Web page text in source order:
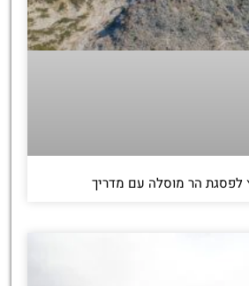
לפסגת הר מוסלה עם מדריך